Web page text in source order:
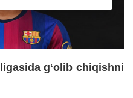
g‘olib chiqishni